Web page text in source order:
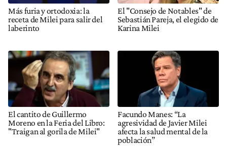
Más furia y ortodoxia: la
receta de Milei para salir del
laberinto
El "Consejo de Notables" de
Sebastián Pareja, el elegido de
Karina Milei
El cantito de Guillermo
Moreno en la Feria del Libro:
"Traigan al gorila de Milei"
Facundo Manes: “La
agresividad de Javier Milei
afecta la salud mental de la
población”